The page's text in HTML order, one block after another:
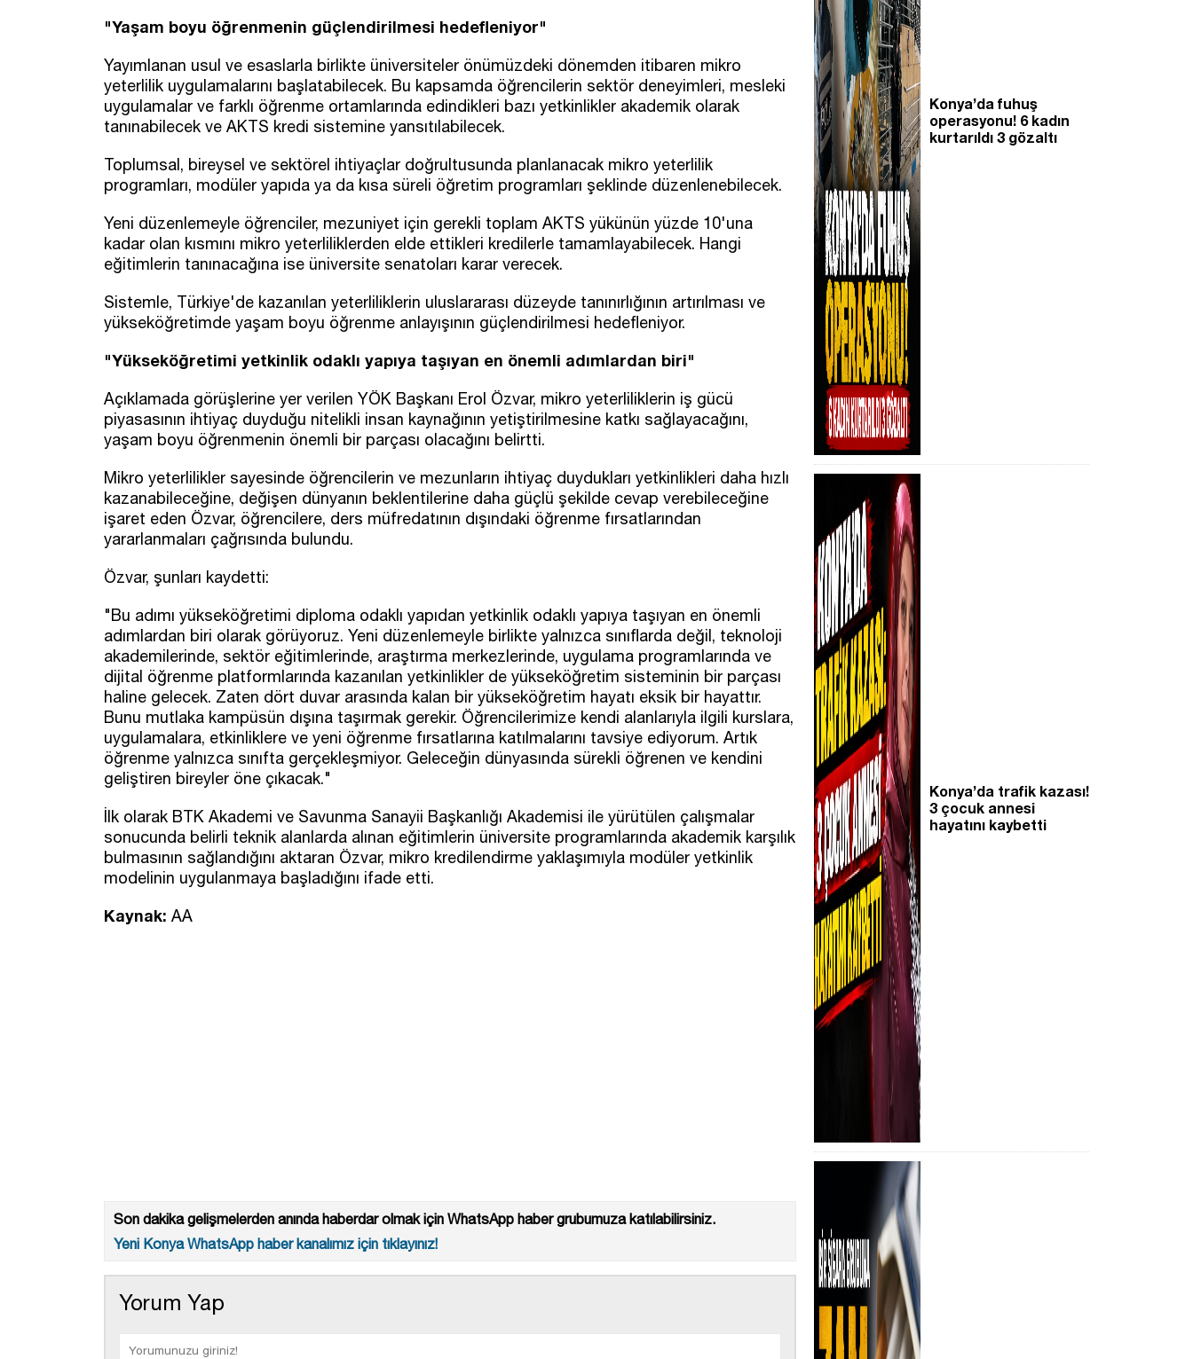
"Yaşam boyu öğrenmenin güçlendirilmesi hedefleniyor"
Yayımlanan usul ve esaslarla birlikte üniversiteler önümüzdeki dönemden itibaren mikro
yeterlilik uygulamalarını başlatabilecek. Bu kapsamda öğrencilerin sektör deneyimleri, mesleki
uygulamalar ve farklı öğrenme ortamlarında edindikleri bazı yetkinlikler akademik olarak
tanınabilecek ve AKTS kredi sistemine yansıtılabilecek.
Toplumsal, bireysel ve sektörel ihtiyaçlar doğrultusunda planlanacak mikro yeterlilik
programları, modüler yapıda ya da kısa süreli öğretim programları şeklinde düzenlenebilecek.
Yeni düzenlemeyle öğrenciler, mezuniyet için gerekli toplam AKTS yükünün yüzde 10'una
kadar olan kısmını mikro yeterliliklerden elde ettikleri kredilerle tamamlayabilecek. Hangi
eğitimlerin tanınacağına ise üniversite senatoları karar verecek.
Sistemle, Türkiye'de kazanılan yeterliliklerin uluslararası düzeyde tanınırlığının artırılması ve
yükseköğretimde yaşam boyu öğrenme anlayışının güçlendirilmesi hedefleniyor.
"Yükseköğretimi yetkinlik odaklı yapıya taşıyan en önemli adımlardan biri"
Açıklamada görüşlerine yer verilen YÖK Başkanı Erol Özvar, mikro yeterliliklerin iş gücü
piyasasının ihtiyaç duyduğu nitelikli insan kaynağının yetiştirilmesine katkı sağlayacağını,
yaşam boyu öğrenmenin önemli bir parçası olacağını belirtti.
Mikro yeterlilikler sayesinde öğrencilerin ve mezunların ihtiyaç duydukları yetkinlikleri daha hızlı
kazanabileceğine, değişen dünyanın beklentilerine daha güçlü şekilde cevap verebileceğine
işaret eden Özvar, öğrencilere, ders müfredatının dışındaki öğrenme fırsatlarından
yararlanmaları çağrısında bulundu.
Özvar, şunları kaydetti:
"Bu adımı yükseköğretimi diploma odaklı yapıdan yetkinlik odaklı yapıya taşıyan en önemli
adımlardan biri olarak görüyoruz. Yeni düzenlemeyle birlikte yalnızca sınıflarda değil, teknoloji
akademilerinde, sektör eğitimlerinde, araştırma merkezlerinde, uygulama programlarında ve
dijital öğrenme platformlarında kazanılan yetkinlikler de yükseköğretim sisteminin bir parçası
haline gelecek. Zaten dört duvar arasında kalan bir yükseköğretim hayatı eksik bir hayattır.
Bunu mutlaka kampüsün dışına taşırmak gerekir. Öğrencilerimize kendi alanlarıyla ilgili kurslara,
uygulamalara, etkinliklere ve yeni öğrenme fırsatlarına katılmalarını tavsiye ediyorum. Artık
öğrenme yalnızca sınıfta gerçekleşmiyor. Geleceğin dünyasında sürekli öğrenen ve kendini
geliştiren bireyler öne çıkacak."
İlk olarak BTK Akademi ve Savunma Sanayii Başkanlığı Akademisi ile yürütülen çalışmalar
sonucunda belirli teknik alanlarda alınan eğitimlerin üniversite programlarında akademik karşılık
bulmasının sağlandığını aktaran Özvar, mikro kredilendirme yaklaşımıyla modüler yetkinlik
modelinin uygulanmaya başladığını ifade etti.
Kaynak: AA
Son dakika gelişmelerden anında haberdar olmak için WhatsApp haber grubumuza katılabilirsiniz.
Yeni Konya WhatsApp haber kanalımız için tıklayınız!
Yorum Yap
Konya’da fuhuş
operasyonu! 6 kadın
kurtarıldı 3 gözaltı
Konya’da trafik kazası!
3 çocuk annesi
hayatını kaybetti